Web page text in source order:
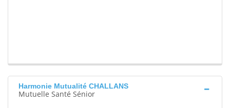
Harmonie Mutualité CHALLANS
Mutuelle Santé Sénior